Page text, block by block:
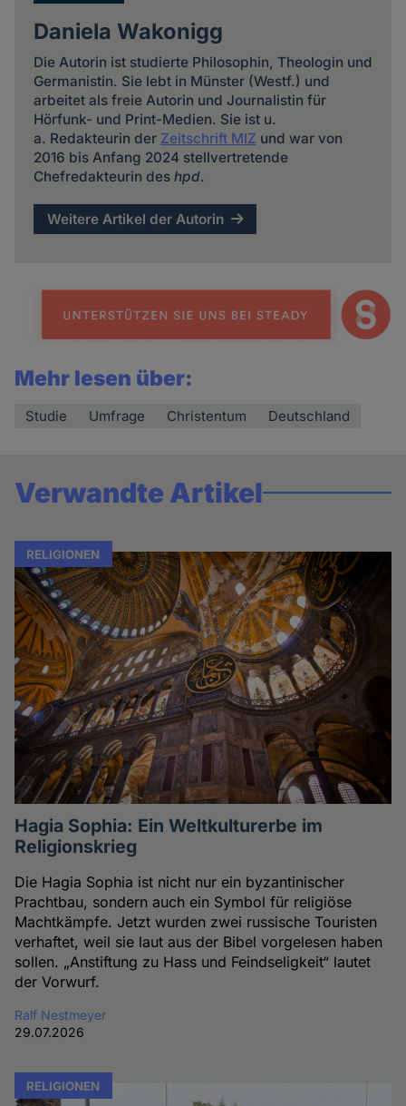
Daniela Wakonigg
Die Autorin ist studierte Philosophin, Theologin und
Germanistin. Sie lebt in Münster (Westf.) und
arbeitet als freie Autorin und Journalistin für
Hörfunk- und Print-Medien. Sie ist u.
a. Redakteurin der Zeitschrift MIZ und war von
2016 bis Anfang 2024 stellvertretende
Chefredakteurin des hpd.
Weitere Artikel der Autorin
Mehr lesen über:
Studie Umfrage Christentum Deutschland
Verwandte Artikel
RELIGIONEN
Hagia Sophia: Ein Weltkulturerbe im
Religionskrieg
Die Hagia Sophia ist nicht nur ein byzantinischer
Prachtbau, sondern auch ein Symbol für religiöse
Machtkämpfe. Jetzt wurden zwei russische Touristen
verhaftet, weil sie laut aus der Bibel vorgelesen haben
sollen. „Anstiftung zu Hass und Feindseligkeit“ lautet
der Vorwurf.
Ralf Nestmeyer
29.07.2026
RELIGIONEN